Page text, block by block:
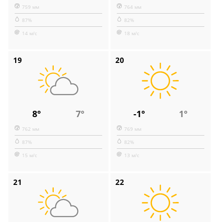
759 мм
87%
14 м/с
764 мм
82%
18 м/с
19
8° 7°
762 мм
87%
15 м/с
20
-1° 1°
769 мм
82%
13 м/с
21 22